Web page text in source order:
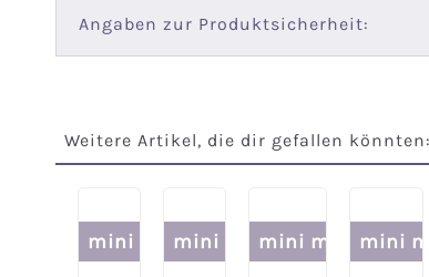
Angaben zur Produktsicherheit:
Weitere Artikel, die dir gefallen könnten:
-10% im Set
mini me
-10% im Set
mini me-10% im Set
mini me-10% im Set
mini